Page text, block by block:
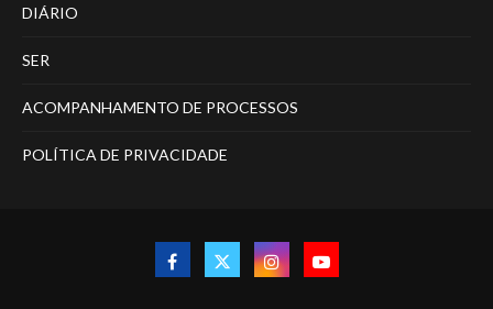
DIÁRIO
SER
ACOMPANHAMENTO DE PROCESSOS
POLÍTICA DE PRIVACIDADE